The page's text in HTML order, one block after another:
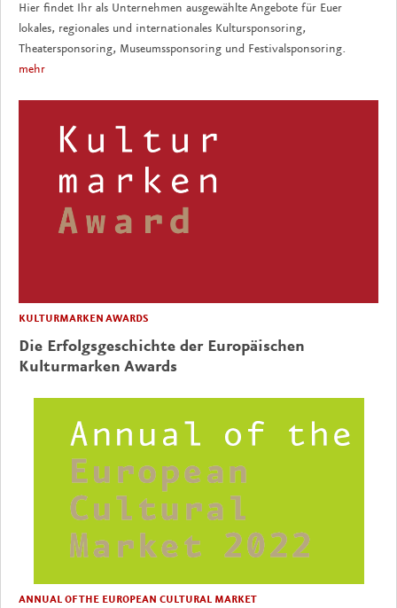
Hier findet Ihr als Unternehmen ausgewählte Angebote für Euer
lokales, regionales und internationales Kultursponsoring,
Theatersponsoring, Museumssponsoring und Festivalsponsoring.
mehr
KULTURMARKEN AWARDS
Die Erfolgsgeschichte der Europäischen
Kulturmarken Awards
ANNUAL OF THE EUROPEAN CULTURAL MARKET